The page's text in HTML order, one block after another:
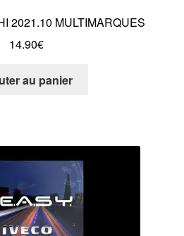
2021.10 MULTIMARQUES
14.90€
au panier